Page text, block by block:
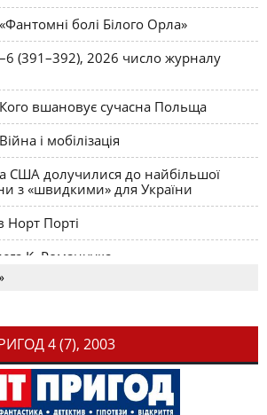
болі Білого Орла»
(391–392), 2026 число журналу
вшановує сучасна Польща
і мобілізація
США долучилися до найбільшої
з «швидкими» для України
Порті
К. Романчука
4 (7), 2003